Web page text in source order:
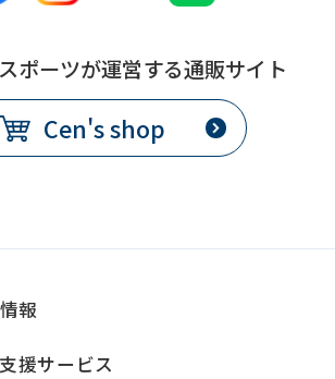
ポーツが運営する通販サイト
Cen's shop
報
援サービス